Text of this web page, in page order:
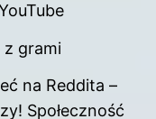
z grami
na Reddita –
Społeczność